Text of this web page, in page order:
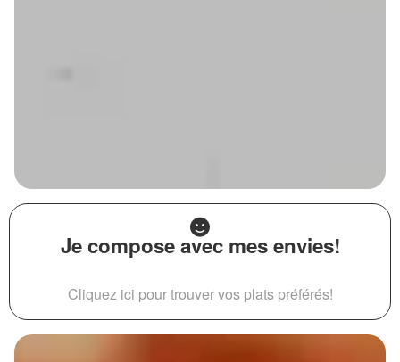
Je compose avec mes envies!
Cliquez ici pour trouver vos plats préférés!